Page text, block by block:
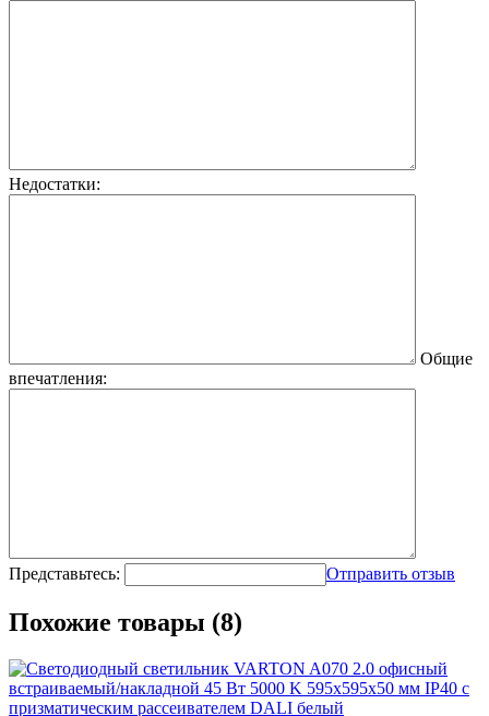
Недостатки:
Общие
впечатления:
Представьтесь: Отправить отзыв
Похожие товары (8)